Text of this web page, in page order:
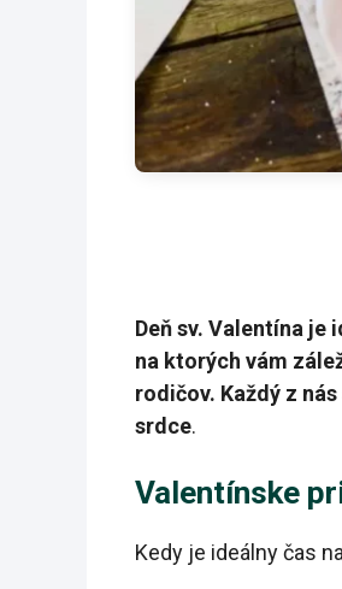
Deň sv. Valentína
na ktorých vám
rodičov. Každý z
srdce.
Valentínske
Kedy je ideálny čas